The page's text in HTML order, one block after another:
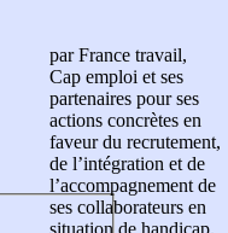
par France travail,
Cap emploi et ses
partenaires pour ses
actions concrètes en
faveur du recrutement,
de l’intégration et de
l’accompagnement de
ses collaborateurs en
situation de handicap.